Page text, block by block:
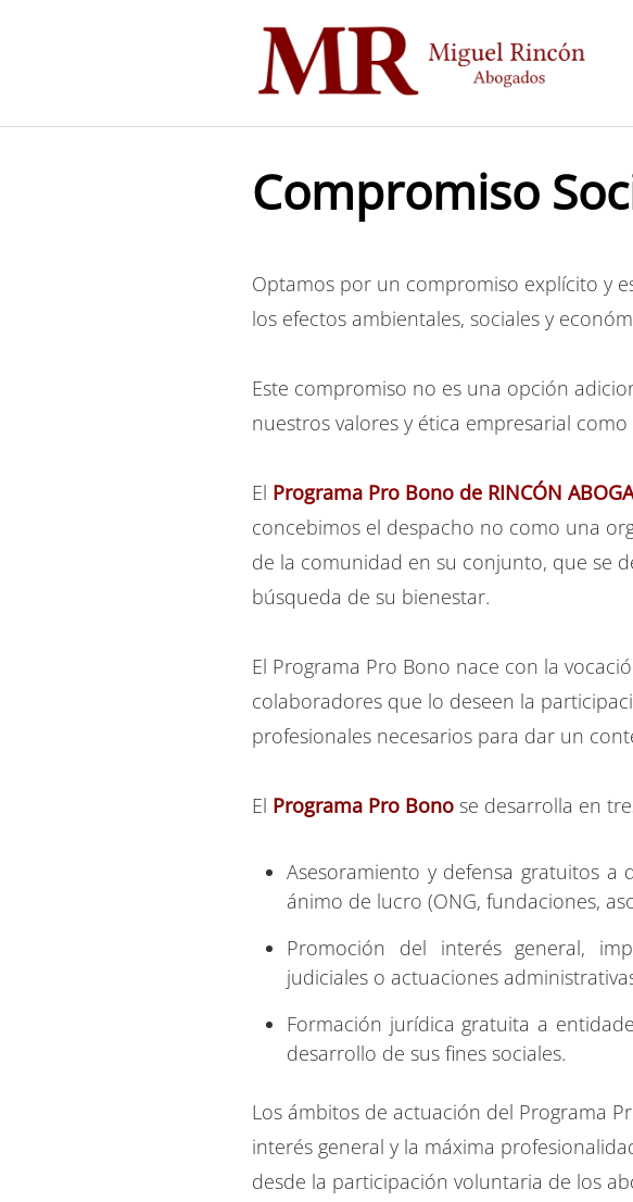
Compromiso
Optamos por un compromiso explícito y
los efectos ambientales, sociales y
Este compromiso no es una opción
nuestros valores y ética empresarial
El Programa Pro Bono de RINCÓN
concebimos el despacho no como una
de la comunidad en su conjunto, que se
búsqueda de su bienestar.
El Programa Pro Bono nace con la
colaboradores que lo deseen la
profesionales necesarios para dar un
El Programa Pro Bono se desarrolla en
Asesoramiento y defensa gratuitos a
ánimo de lucro (ONG, fundaciones,
Promoción del interés general,
judiciales o actuaciones
Formación jurídica gratuita a
desarrollo de sus fines sociales.
Los ámbitos de actuación del Programa
interés general y la máxima
desde la participación voluntaria de los